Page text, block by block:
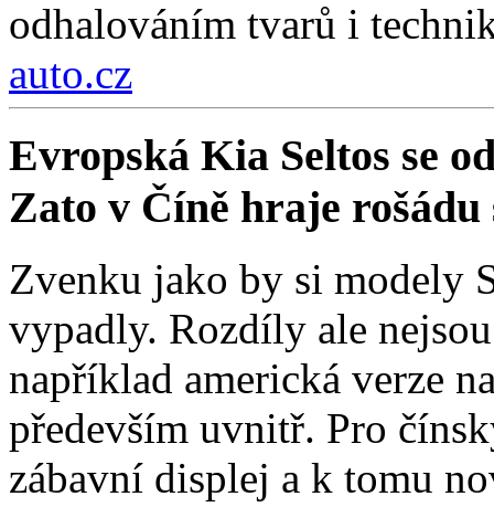
odhalováním tvarů i
auto.cz
Evropská Kia Seltos se
Zato v Číně hraje
Zvenku jako by si modely
vypadly. Rozdíly ale
například americká verze
především uvnitř. Pro
zábavní displej a k tomu